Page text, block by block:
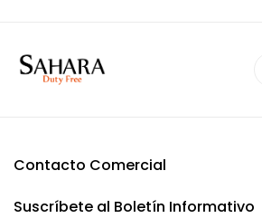
Contacto Comercial
Suscríbete al Boletín Informativo